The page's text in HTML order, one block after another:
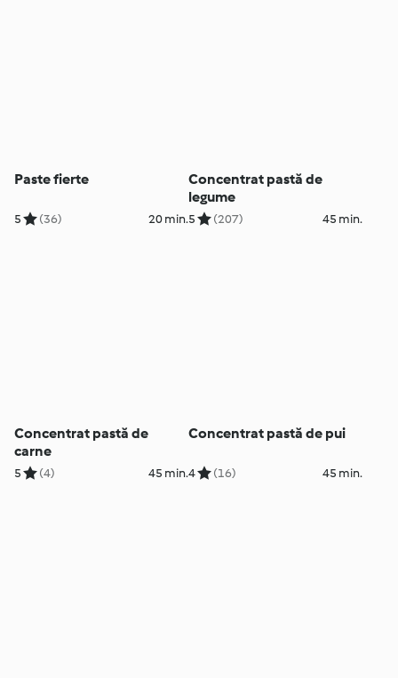
Paste fierte
5 (36) 20 min.
Concentrat pastă de
legume
5 (207) 45 min.
Concentrat pastă de
carne
5 (4) 45 min.
Concentrat pastă de pui
4 (16) 45 min.